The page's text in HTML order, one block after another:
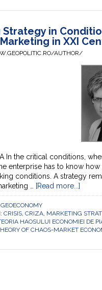
Strategy in
in XXI
AUTHOR/
In the critical conditions,
enterprise has to know
conditions. A strategy
…
[Read more...]
GEOECONOMY
CRISIS CRIZA MARKETING
HAOSULUI ECONOMIEI DE
OF CHAOS-MARKET